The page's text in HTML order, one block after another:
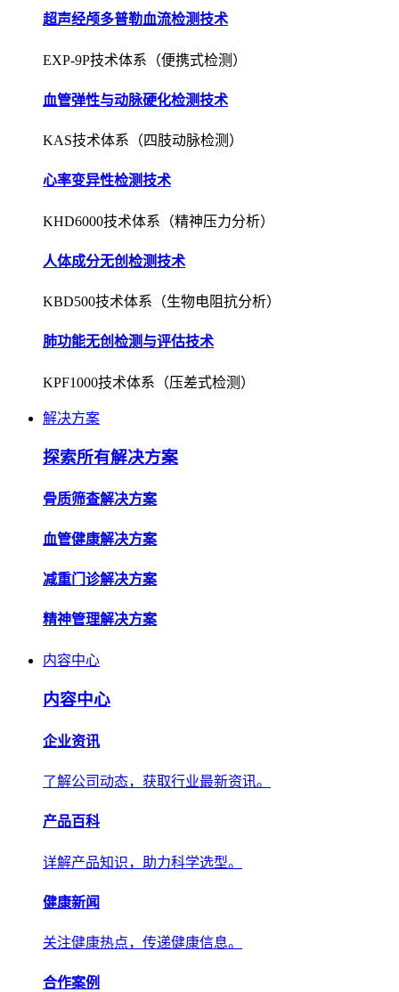
超声经颅多普勒血流检测技术
EXP-9P技术体系（便携式检测）
血管弹性与动脉硬化检测技术
KAS技术体系（四肢动脉检测）
心率变异性检测技术
KHD6000技术体系（精神压力分析）
人体成分无创检测技术
KBD500技术体系（生物电阻抗分析）
肺功能无创检测与评估技术
KPF1000技术体系（压差式检测）
解决方案
探索所有解决方案
骨质筛查解决方案
血管健康解决方案
减重门诊解决方案
精神管理解决方案
内容中心
内容中心
企业资讯
了解公司动态，获取行业最新资讯。
产品百科
详解产品知识，助力科学选型。
健康新闻
关注健康热点，传递健康信息。
合作案例